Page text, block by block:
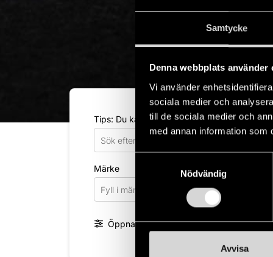
Samtycke
Denna webbplats använder
Vi använder
sociala medier och
till de sociala medier och
med annan information som
Nödvändig
Avvisa
Tips: Du kan söka på märke, modell, motor
Märke
Fyll i märke
Öppna fler filter